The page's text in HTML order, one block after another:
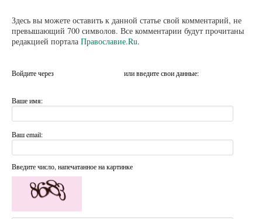
Здесь вы можете оставить к данной статье свой комментарий, не
превышающий 700 символов. Все комментарии будут прочитаны
редакцией портала Православие.Ru.
Войдите через или введите свои данные:
Ваше имя:
Ваш email:
Введите число, напечатанное на картинке